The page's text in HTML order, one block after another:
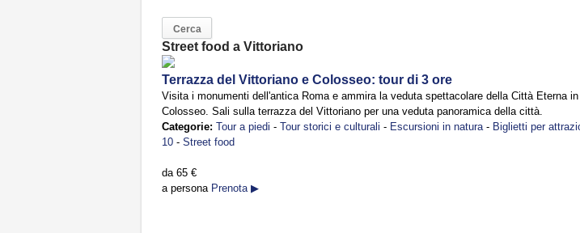
Street food a Vittoriano
Terrazza del Vittoriano e Colosseo: tour di 3 ore
Visita i monumenti dell'antica Roma e ammira la veduta spettacolare della Città Eterna
Colosseo. Sali sulla terrazza del Vittoriano per una veduta panoramica della città.
Categorie: Tour a piedi - Tour storici e culturali - Escursioni in natura- Biglietti per
10- Street food
da 65 €
a persona Prenota ▶